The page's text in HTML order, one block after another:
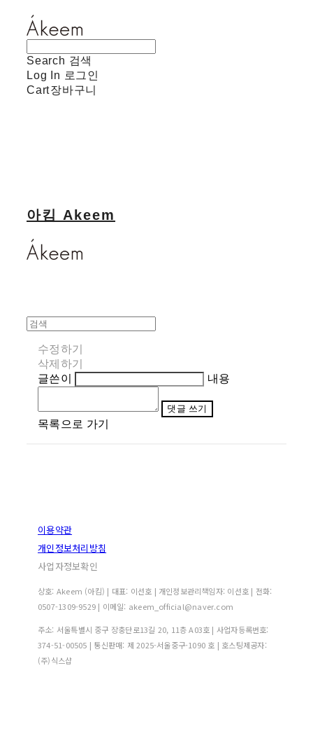
Search 검색
Log In 로그인
Cart장바구니
아킴 Akeem
수정하기
삭제하기
글쓴이
내용
댓글 쓰기
목록으로 가기
이용약관
개인정보처리방침
사업자정보확인
상호: Akeem (아킴) | 대표: 이선호 | 개인정보관리책임자: 이선호 | 전화:
0507-1309-9529 | 이메일: akeem_official@naver.com
주소: 서울특별시 중구 장충단로13길 20, 11층 A03호 | 사업자등록번호:
374-51-00505 | 통신판매: 제 2025-서울중구-1090 호 | 호스팅제공자:
(주)식스샵